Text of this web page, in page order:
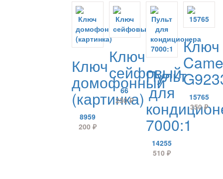
Ключ
домофонный
(картинка)
8959
200 ₽
Ключ
сейфовый
66
250₽
Пульт
для
7000:1
14255
510₽
Ключ
Came
15765
350₽